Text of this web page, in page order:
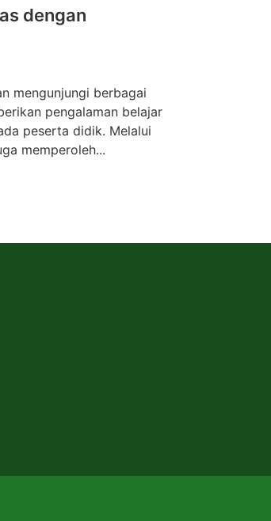
dengan
mengunjungi berbagai
pengalaman belajar
peserta didik. Melalui
memperoleh...